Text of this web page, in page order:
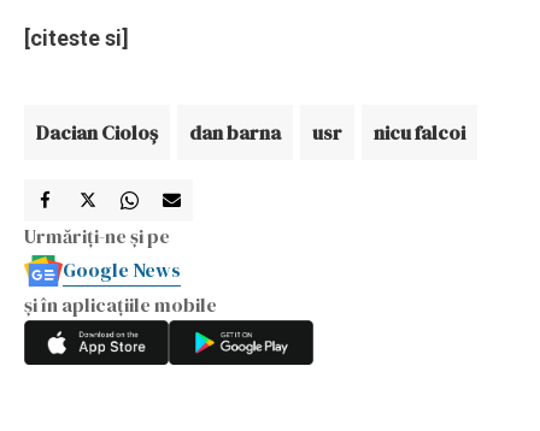
[citeste si]
Dacian Cioloş dan barna usr nicu falcoi
Urmăriți-ne și pe
Google News
și în aplicațiile mobile